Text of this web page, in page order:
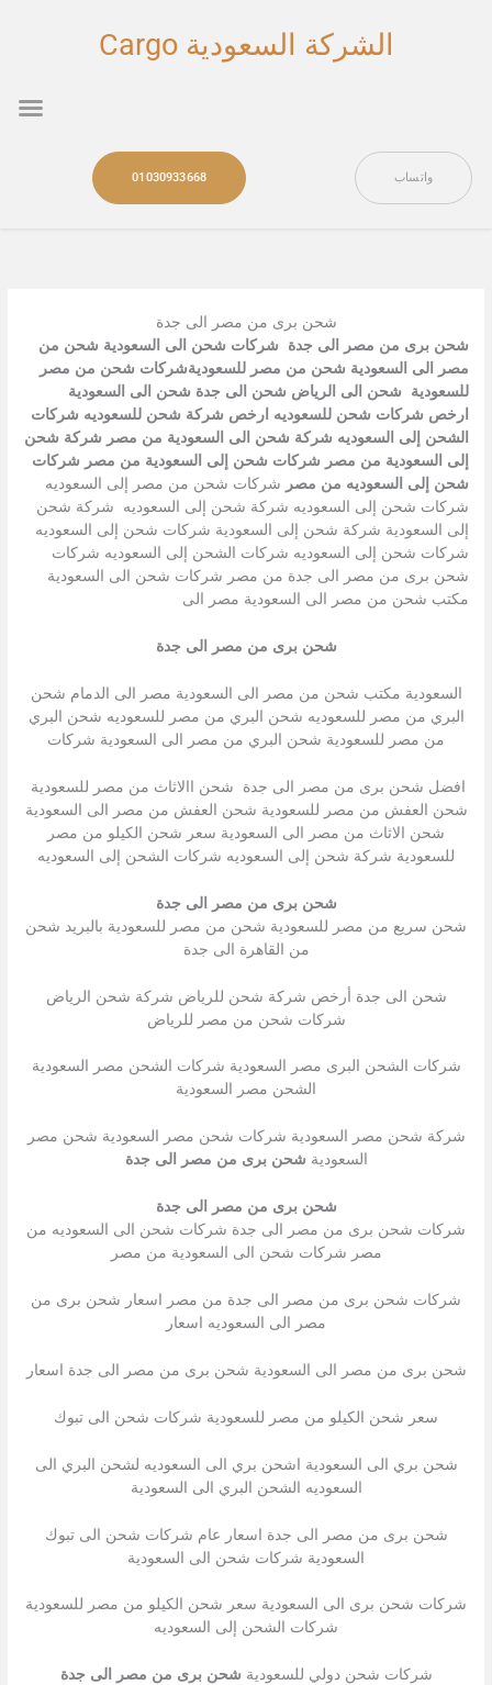
الشركة السعودية Cargo
واتساب 01030933668
شحن برى من مصر الى جدة
شحن برى من مصر الى جدة شركات شحن الى السعودية شحن من
مصر الى السعودية شحن من مصر للسعوديةشركات شحن من مصر
للسعودية شحن الى الرياض شحن الى جدة شحن الى السعودية
ارخص شركات شحن للسعوديه ارخص شركة شحن للسعوديه شركات
الشحن إلى السعوديه شركة شحن الى السعودية من مصر شركة شحن
إلى السعودية من مصر شركات شحن إلى السعودية من مصر شركات
شحن إلى السعوديه من مصر شركات شحن من مصر إلى السعوديه
شركات شحن إلى السعوديه شركة شحن إلى السعوديه شركة شحن
إلى السعودية شركة شحن إلى السعودية شركات شحن إلى السعوديه
شركات شحن إلى السعوديه شركات الشحن إلى السعوديه شركات
شحن برى من مصر الى جدة من مصر شركات شحن الى السعودية
مكتب شحن من مصر الى السعودية مصر الى
شحن برى من مصر الى جدة
السعودية مكتب شحن من مصر الى السعودية مصر الى الدمام شحن
البري من مصر للسعوديه شحن البري من مصر للسعوديه شحن البري
من مصر للسعودية شحن البري من مصر الى السعودية شركات
افضل شحن برى من مصر الى جدة شحن االاثاث من مصر للسعودية
شحن العفش من مصر للسعودية شحن العفش من مصر الى السعودية
شحن الاثاث من مصر الى السعودية سعر شحن الكيلو من مصر
للسعودية شركة شحن إلى السعوديه شركات الشحن إلى السعوديه
شحن برى من مصر الى جدة
شحن سريع من مصر للسعودية شحن من مصر للسعودية بالبريد شحن
من القاهرة الى جدة
شحن الى جدة أرخص شركة شحن للرياض شركة شحن الرياض
شركات شحن من مصر للرياض
شركات الشحن البرى مصر السعودية شركات الشحن مصر السعودية
الشحن مصر السعودية
شركة شحن مصر السعودية شركات شحن مصر السعودية شحن مصر
السعودية شحن برى من مصر الى جدة
شحن برى من مصر الى جدة
شركات شحن برى من مصر الى جدة شركات شحن الى السعوديه من
مصر شركات شحن الى السعودية من مصر
شركات شحن برى من مصر الى جدة من مصر اسعار شحن برى من
مصر الى السعوديه اسعار
شحن برى من مصر الى السعودية شحن برى من مصر الى جدة اسعار
سعر شحن الكيلو من مصر للسعودية شركات شحن الى تبوك
شحن بري الى السعودية اشحن بري الى السعوديه لشحن البري الى
السعوديه الشحن البري الى السعودية
شحن برى من مصر الى جدة اسعار عام شركات شحن الى تبوك
السعودية شركات شحن الى السعودية
شركات شحن برى الى السعودية سعر شحن الكيلو من مصر للسعودية
شركات الشحن إلى السعوديه
شركات شحن دولي للسعودية شحن برى من مصر الى جدة